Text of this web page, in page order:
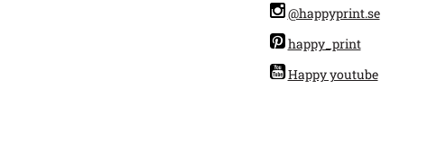
@happyprint.se
happy_print
Happy youtube